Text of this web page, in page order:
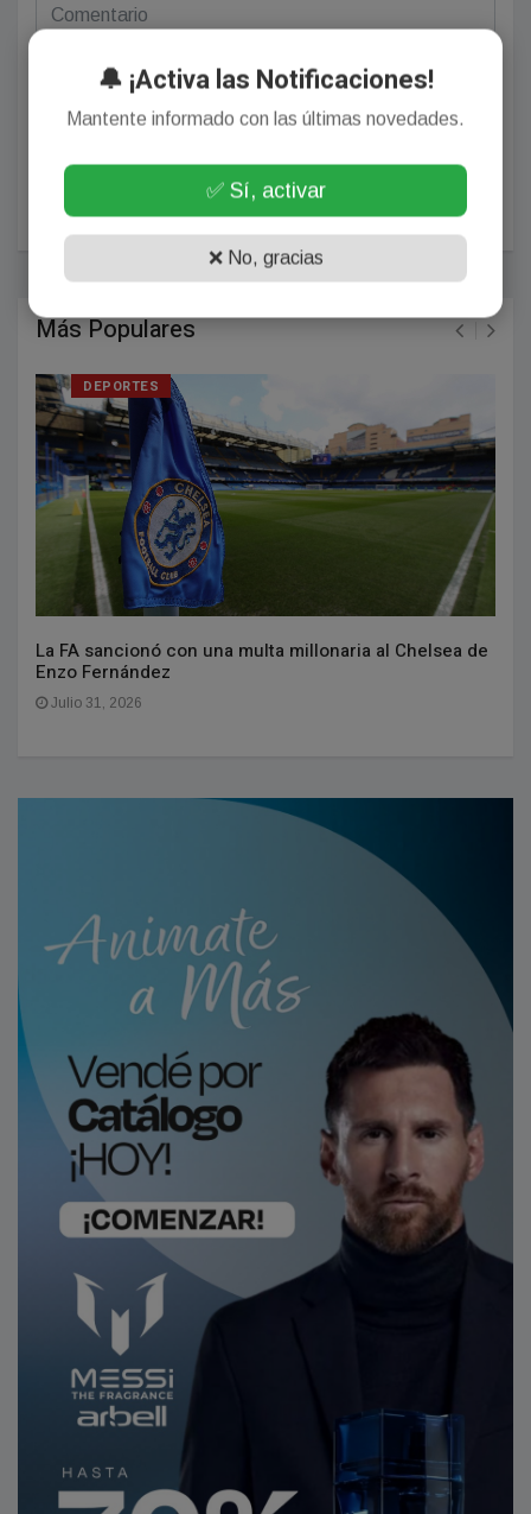
POSTEAR COMENTARIO
Más Populares
DEPORTES
La FA sancionó con una multa millonaria al Chelsea de
Enzo Fernández
Julio 31, 2026
🔔 ¡Activa las Notificaciones!
Mantente informado con las últimas novedades.
✅ Sí, activar
❌ No, gracias